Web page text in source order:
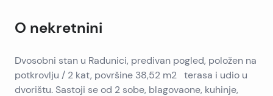
O nekretnini
Dvosobni stan u Radunici, predivan pogled, položen na
potkrovlju / 2 kat, površine 38,52 m2 terasa i udio u
dvorištu. Sastoji se od 2 sobe, blagovaone, kuhinje,